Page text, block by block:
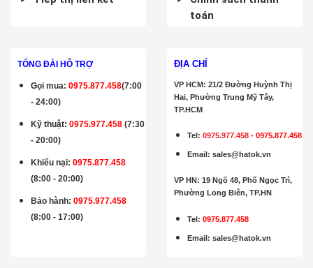
toán
TỔNG ĐÀI HỖ TRỢ
Gọi mua:0975.877.458(7:00
- 24:00)
Kỹ thuật:0975.977.458 (7:30
- 20:00)
Khiếu nại: 0975.877.458
(8:00 - 20:00)
Bảo hành:0975.977.458
(8:00 - 17:00)
ĐỊA CHỈ
VP HCM: 21/2 Đường Huỳnh Thị
Hai, Phường Trung Mỹ Tây,
TP.HCM
Tel:0975.977.458 -0975.877.458
Email:sales@hatok.vn
VP HN: 19 Ngõ 48, Phố Ngọc Trì,
Phường Long Biên, TP.HN
Tel: 0975.877.458
Email:sales@hatok.vn